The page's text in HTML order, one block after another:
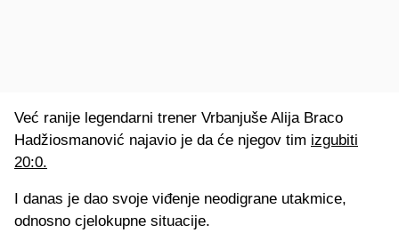
Već ranije legendarni trener Vrbanjuše Alija Braco
Hadžiosmanović najavio je da će njegov tim izgubiti
20:0.
I danas je dao svoje viđenje neodigrane utakmice,
odnosno cjelokupne situacije.